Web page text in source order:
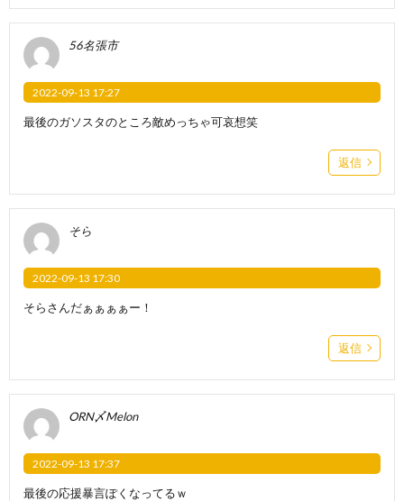
56名張市
2022-09-13 17:27
最後のガソスタのところ敵めっちゃ可哀想笑
返信
そら
2022-09-13 17:30
そらさんだぁぁぁぁー！
返信
ORN〆Melon
2022-09-13 17:37
最後の応援暴言ぽくなってるｗ